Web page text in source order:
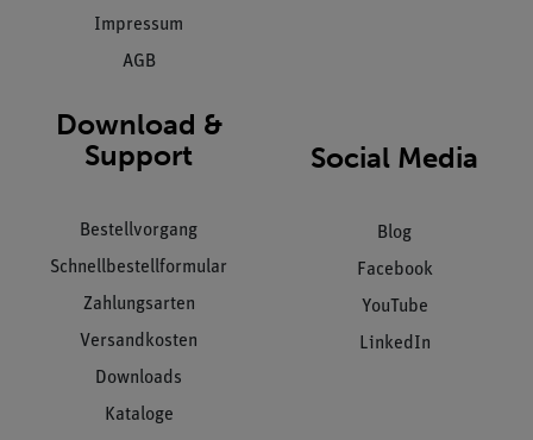
Impressum
AGB
Download &
Support
Bestellvorgang
Schnellbestellformular
Zahlungsarten
Versandkosten
Downloads
Kataloge
Social Media
Blog
Facebook
YouTube
LinkedIn